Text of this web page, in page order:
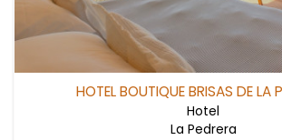
HOTEL BOUTIQUE BRISAS DE LA
Hotel
La Pedrera